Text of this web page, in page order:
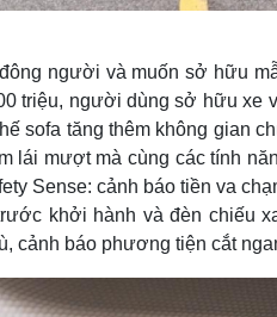
người và muốn sở hữu
triệu, người dùng sở hữu xe
sofa tăng thêm không gian
lái mượt mà cùng các tính
Sense: cảnh báo tiền va
khởi hành và đèn chiếu
cảnh báo phương tiện cắt